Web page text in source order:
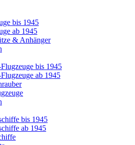
bis 1945
ab 1945
& Anhänger
bis 1945
ab 1945
bis 1945
ab 1945